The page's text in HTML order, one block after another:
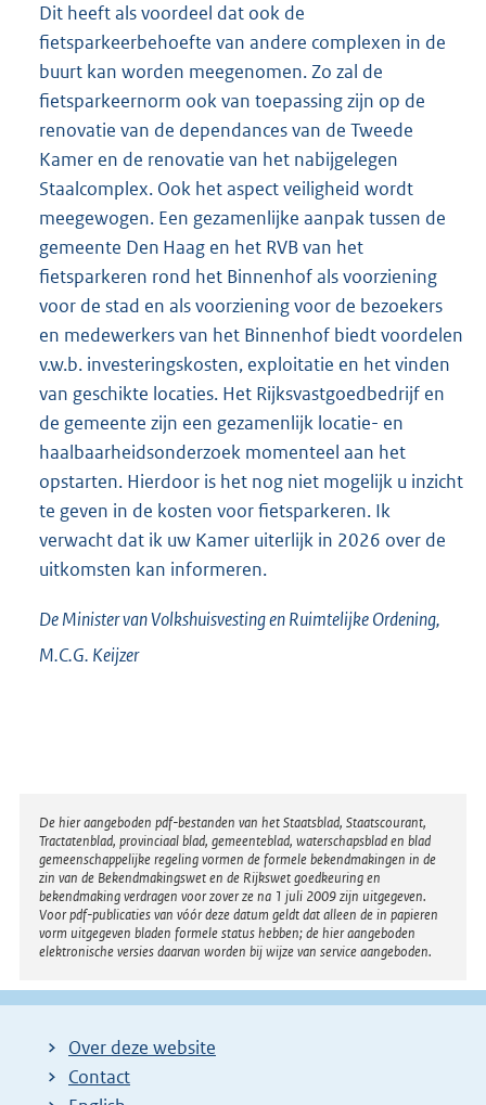
Dit heeft als voordeel dat ook de
fietsparkeerbehoefte van andere complexen in de
buurt kan worden meegenomen. Zo zal de
fietsparkeernorm ook van toepassing zijn op de
renovatie van de dependances van de Tweede
Kamer en de renovatie van het nabijgelegen
Staalcomplex. Ook het aspect veiligheid wordt
meegewogen. Een gezamenlijke aanpak tussen de
gemeente Den Haag en het RVB van het
fietsparkeren rond het Binnenhof als voorziening
voor de stad en als voorziening voor de bezoekers
en medewerkers van het Binnenhof biedt voordelen
v.w.b. investeringskosten, exploitatie en het vinden
van geschikte locaties. Het Rijksvastgoedbedrijf en
de gemeente zijn een gezamenlijk locatie- en
haalbaarheidsonderzoek momenteel aan het
opstarten. Hierdoor is het nog niet mogelijk u inzicht
te geven in de kosten voor fietsparkeren. Ik
verwacht dat ik uw Kamer uiterlijk in 2026 over de
uitkomsten kan informeren.
De Minister van Volkshuisvesting en Ruimtelijke Ordening,
M.C.G. Keijzer
Disclaimer
De hier aangeboden pdf-bestanden van het Staatsblad, Staatscourant,
Tractatenblad, provinciaal blad, gemeenteblad, waterschapsblad en blad
gemeenschappelijke regeling vormen de formele bekendmakingen in de
zin van de Bekendmakingswet en de Rijkswet goedkeuring en
bekendmaking verdragen voor zover ze na 1 juli 2009 zijn uitgegeven.
Voor pdf-publicaties van vóór deze datum geldt dat alleen de in papieren
vorm uitgegeven bladen formele status hebben; de hier aangeboden
elektronische versies daarvan worden bij wijze van service aangeboden.
Over deze website
Contact